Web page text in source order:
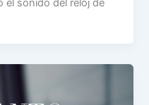
el sonido del reloj de